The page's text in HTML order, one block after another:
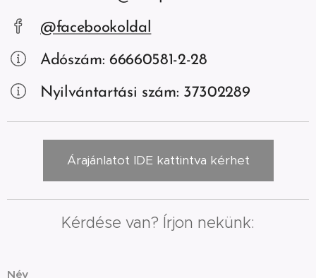
@facebookoldal
Adószám: 66660581-2-28
Nyilvántartási szám: 37302289
Árajánlatot IDE kattintva kérhet
Kérdése van? Írjon nekünk:
Név